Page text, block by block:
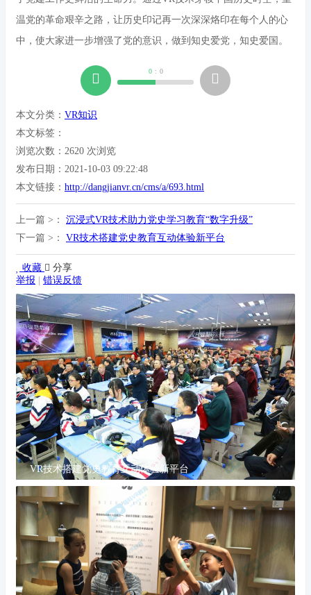
温党的革命艰辛之路，让历史印记再一次深深烙印在每个人的心
中，使大家进一步增强了党的意识，做到知史爱党，知史爱国。
0 : 0
本文分类： VR知识
本文标签：
浏览次数： 2620 次浏览
发布日期：2021-10-03 09:22:48
本文链接： http://dangjianvr.cn/cms/a/693.html
上一篇 >：
沉浸式VR技术助力党史学习教育“数字升级”
下一篇 >：
VR技术搭建党史教育互动体验新平台
收藏
分享
举报
错误反馈
VR技术搭建党史教育互动体验新平台